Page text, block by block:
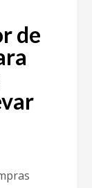
de